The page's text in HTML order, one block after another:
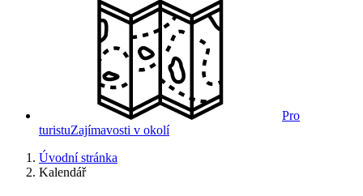
Pro
turistuZajímavosti v okolí
Úvodní stránka
Kalendář